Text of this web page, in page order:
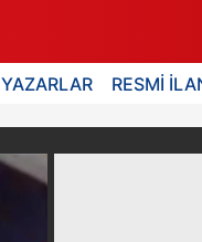
YAZARLAR RESMİ